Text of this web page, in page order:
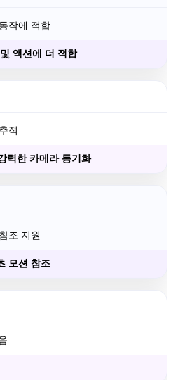
작에 적합
액션에 더 적합
적
력한 카메라 동기화
조 지원
모션 참조